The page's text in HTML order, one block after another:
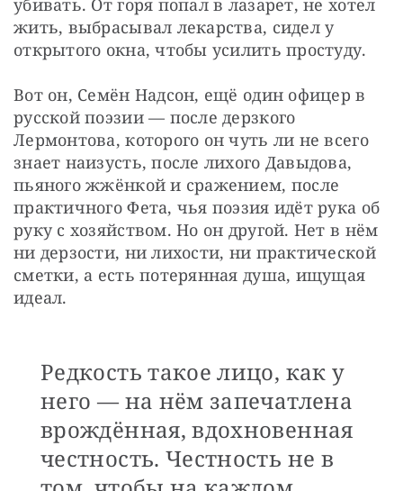
жить, выбрасывал лекарства, сидел у
открытого окна, чтобы усилить простуду.
Вот он, Семён Надсон, ещё один офицер в
русской поэзии — после дерзкого
Лермонтова, которого он чуть ли не всего
знает наизусть, после лихого Давыдова,
пьяного жжёнкой и сражением, после
практичного Фета, чья поэзия идёт рука об
руку с хозяйством. Но он другой. Нет в нём
ни дерзости, ни лихости, ни практической
сметки, а есть потерянная душа, ищущая
идеал.
Редкость такое лицо, как у
него — на нём запечатлена
врождённая, вдохновенная
честность. Честность не в